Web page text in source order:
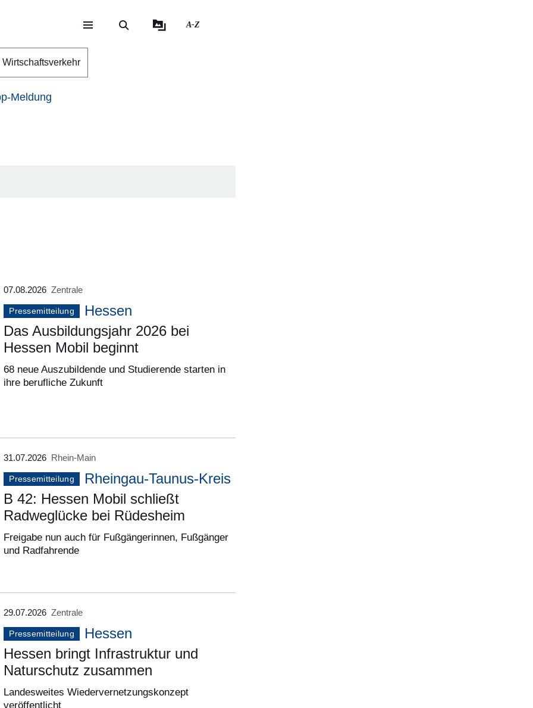
A-Z
Wirtschaftsverkehr
Meldung
07.08.2026 Zentrale
Pressemitteilung
Hessen
Das Ausbildungsjahr 2026 bei
Hessen Mobil beginnt
68 neue Auszubildende und Studierende starten in
ihre berufliche Zukunft
31.07.2026 Rhein-Main
Pressemitteilung
Rheingau-Taunus-Kreis
B 42: Hessen Mobil schließt
Radweglücke bei Rüdesheim
Freigabe nun auch für Fußgängerinnen, Fußgänger
und Radfahrende
29.07.2026 Zentrale
Pressemitteilung
Hessen
Hessen bringt Infrastruktur und
Naturschutz zusammen
Landesweites Wiedervernetzungskonzept
veröffentlicht